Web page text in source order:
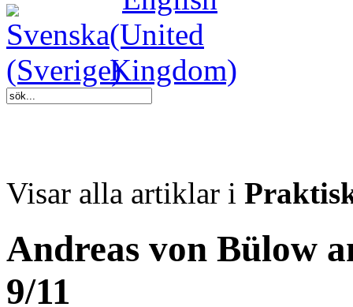
Visar alla artiklar i
Andreas von Bülow
9/11